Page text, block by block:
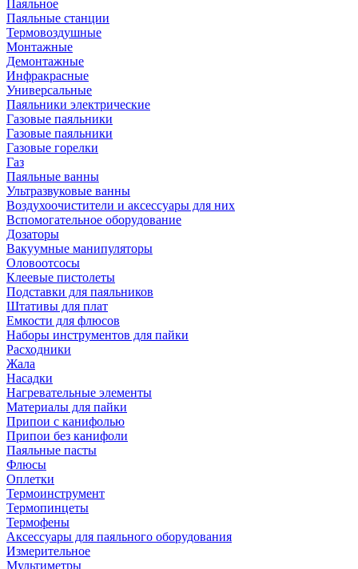
Паяльное
Паяльные станции
Термовоздушные
Монтажные
Демонтажные
Инфракрасные
Универсальные
Паяльники электрические
Газовые паяльники
Газовые паяльники
Газовые горелки
Газ
Паяльные ванны
Ультразвуковые ванны
Воздухоочистители и аксессуары для них
Вспомогательное оборудование
Дозаторы
Вакуумные манипуляторы
Оловоотсосы
Клеевые пистолеты
Подставки для паяльников
Штативы для плат
Емкости для флюсов
Наборы инструментов для пайки
Расходники
Жала
Насадки
Нагревательные элементы
Материалы для пайки
Припои с канифолью
Припои без канифоли
Паяльные пасты
Флюсы
Оплетки
Термоинструмент
Термопинцеты
Термофены
Аксессуары для паяльного оборудования
Измерительное
Мультиметры